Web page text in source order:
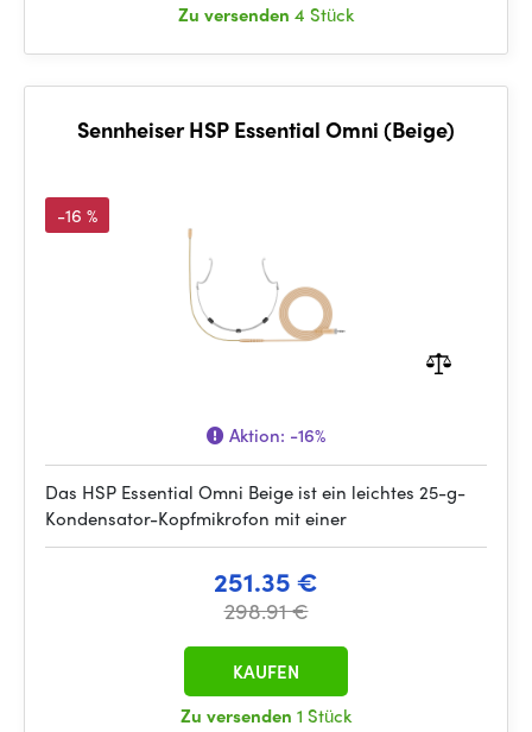
Zu versenden 4 Stück
Sennheiser HSP Essential Omni (Beige)
-16 %
Aktion: -16%
Das HSP Essential Omni Beige ist ein leichtes 25-g-
Kondensator-Kopfmikrofon mit einer
251.35 €
298.91 €
Zu versenden 1 Stück
KAUFEN